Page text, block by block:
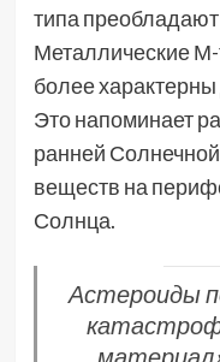
типа
Металлические М-
более
Это напоминает
ранней
веществ на
Солнца.
Астероиды